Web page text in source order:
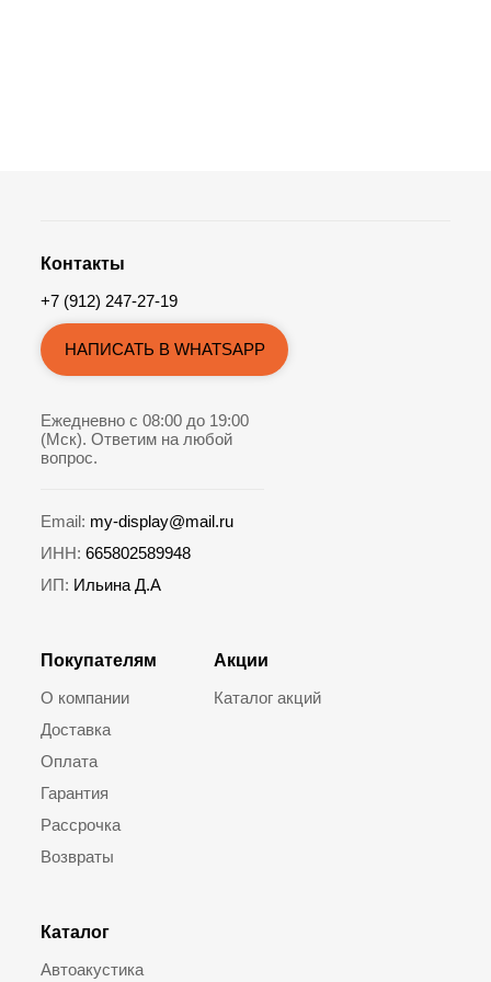
Покупателям
О компании
Доставка
Оплата
Гарантия
Рассрочка
Возвраты
Каталог
Автоакустика
Акции
Каталог акций
Контакты
+7 (912) 247-27-19
НАПИСАТЬ В WHATSAPP
Ежедневно с 08:00 до 19:00
(Мск). Ответим на любой
вопрос.
Email: my-display@mail.ru
ИНН: 665802589948
ИП: Ильина Д.А